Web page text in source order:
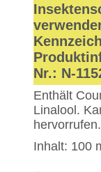
Nr.: N-
Enthält
Linalool.
hervorrufen.
Inhalt: 100